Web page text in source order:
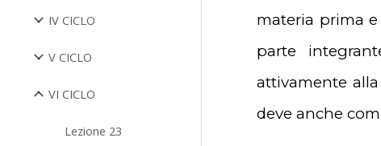
IV CICLO
V CICLO
VI CICLO
Lezione 23
materia prima
parte
attivamente
deve anche